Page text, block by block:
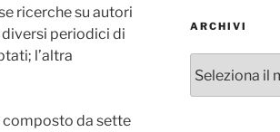
ricerche su autori
periodici di
l’altra
composto da sette
ARCHIVI